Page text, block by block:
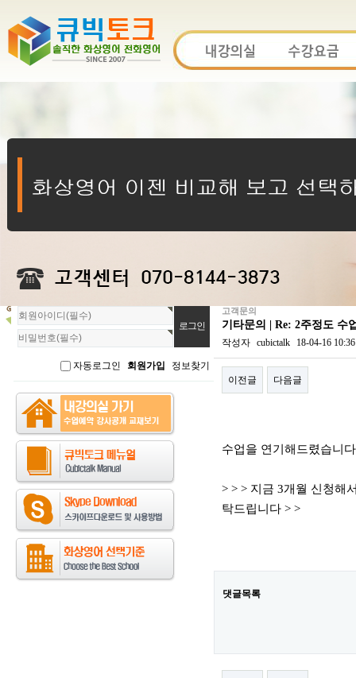
회
원
로
자동로그인 회원가입 정보찾기
고객문의
기타문의 | Re: 2주정도 수
작성자 cubictalk 18-04-16 10:36
이전글 다음글
수업을 연기해드렸습니
> > > 지금 3개월 신청해
탁드립니다 > >
댓글목록